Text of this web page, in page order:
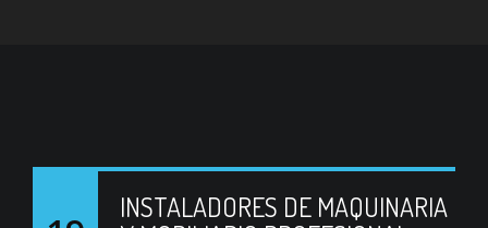
INSTALADORES DE MAQUINARIA